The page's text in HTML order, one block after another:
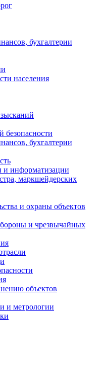
бухгалтерии
населения
бухгалтерии
и информатизации
маркшейдерских
и охраны объектов
и чрезвычайных
объектов
и метрологии